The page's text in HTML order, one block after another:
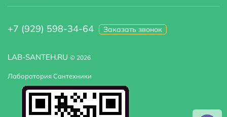
Тропический (верхний) душ Есть
LAB-SANTEH.RU © 2026
Лаборатория Сантехники
+7 (929) 598-34-64 Заказать звонок